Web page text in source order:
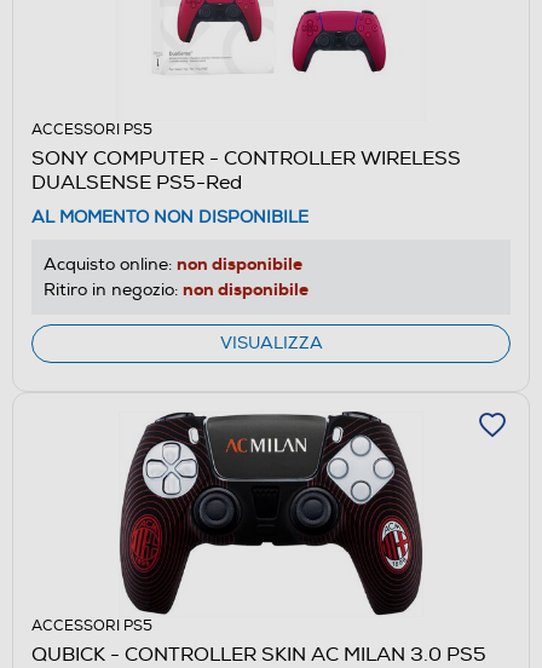
ACCESSORI PS5
SONY COMPUTER - CONTROLLER WIRELESS
DUALSENSE PS5-Red
AL MOMENTO NON DISPONIBILE
Acquisto online: non disponibile
Ritiro in negozio: non disponibile
VISUALIZZA
ACCESSORI PS5
QUBICK - CONTROLLER SKIN AC MILAN 3.0 PS5